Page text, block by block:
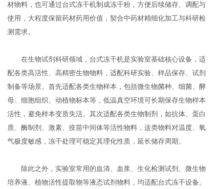
材物料，也可通过台式冻干机制成冻干粉，方便后续储存、调配与
使用，大程度保留药材药用价值，契合中药材精细化加工与科研检
测需求。
在生物试剂科研领域，台式冻干机是实验室基础核心设备，适
配各类高活性、高精密生物物料，适配科研实验、样品保存、试剂
制备等场景。首先适配各类生物样本，包括微生物菌种、细菌、酵
母、细胞组织、动植物标本等，低温真空环境可长期保存生物样本
活性，避免样本变质失活。其次适配各类生物制剂，如抗体、蛋白
质、酶制剂、激素、疫苗中间体等活性物料，这类物料对温度、氧
气极度敏感，冻干处理可稳定其理化性质，延长储存周期。
除此之外，实验室常用的血清、血浆、生化检测试剂、微生物
培养液、植物活性提取物等液态试剂物料，均适配台式冻干设备。